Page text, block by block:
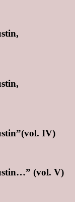
IV)
(vol. V)